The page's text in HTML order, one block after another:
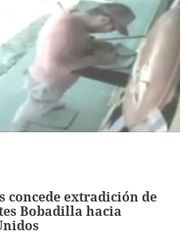
concede extradición de
Bobadilla hacia